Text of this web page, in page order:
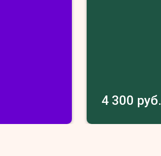
4 300 руб.